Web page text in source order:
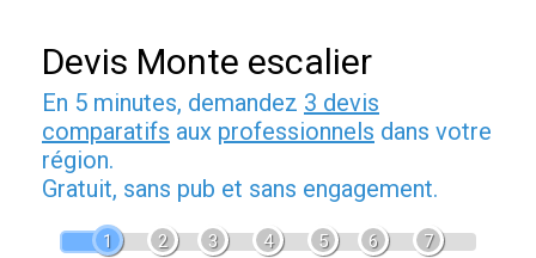
Devis Monte escalier
En 5 minutes, demandez 3 devis
comparatifs aux professionnels dans votre
région.
Gratuit, sans pub et sans engagement.
1 2 3 4 5 6 7